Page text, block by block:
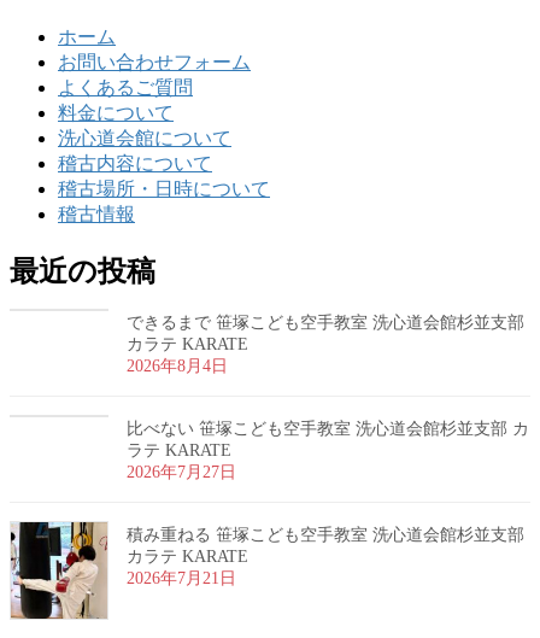
ホーム
お問い合わせフォーム
よくあるご質問
料金について
洗心道会館について
稽古内容について
稽古場所・日時について
稽古情報
最近の投稿
できるまで 笹塚こども空手教室 洗心道会館杉並支部
カラテ KARATE
2026年8月4日
比べない 笹塚こども空手教室 洗心道会館杉並支部 カ
ラテ KARATE
2026年7月27日
積み重ねる 笹塚こども空手教室 洗心道会館杉並支部
カラテ KARATE
2026年7月21日